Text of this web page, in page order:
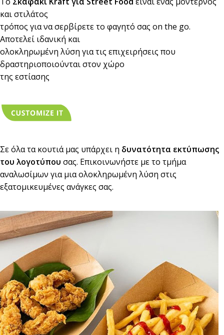
και στιλάτος
τρόπος για να σερβίρετε το φαγητό σας on the go.
Αποτελεί ιδανική και
ολοκληρωμένη λύση για τις επιχειρήσεις που
δραστηριοποιούνται στον χώρο
της εστίασης
Σε όλα τα κουτιά μας υπάρχει η δυνατότητα εκτύπωσης
του λογοτύπου σας. Επικοινωνήστε με το τμήμα
αναλωσίμων για μια ολοκληρωμένη λύση στις
εξατομικευμένες ανάγκες σας.